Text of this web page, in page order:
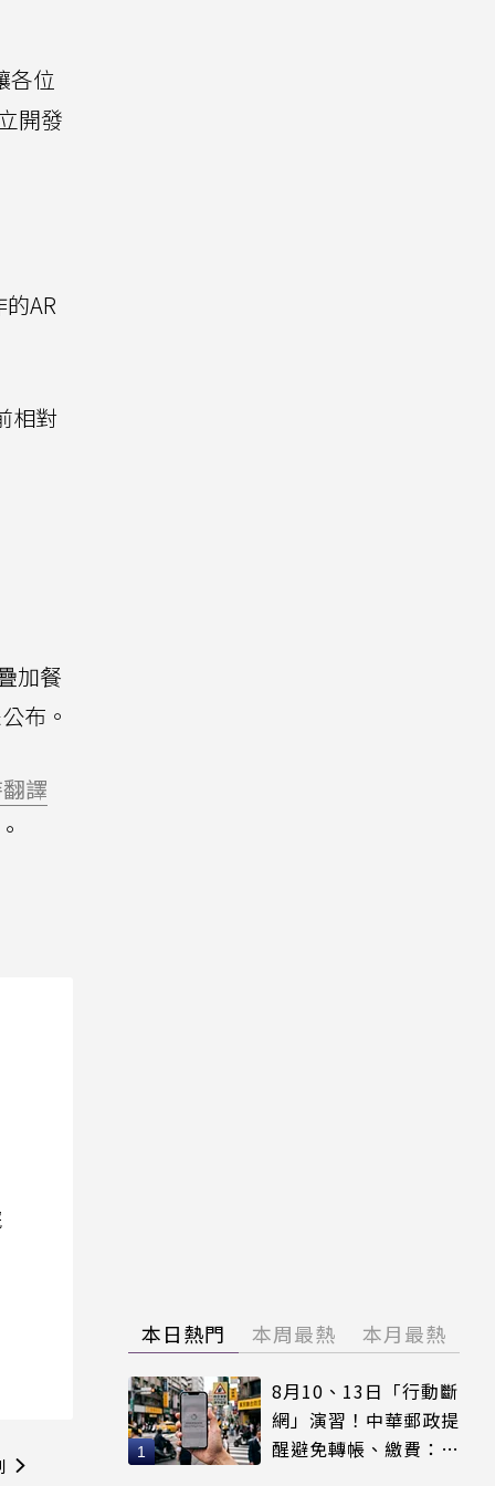
各位
開發
AR
相對
加餐
布。
譯
本日熱門 本周最熱 本月最熱
8月10、13日「行動斷
網」演習！中華郵政提
醒避免轉帳、繳費：務